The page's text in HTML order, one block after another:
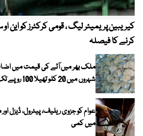
کرنے کا فیصلہ
ملک بھر میں آٹے کی قیمت میں
شہروں میں 20 کلو تھیلا 100 روپے تک مہنگا
عوام کو جزوی ریلیف، پیٹرول، ڈیزل
میں کمی